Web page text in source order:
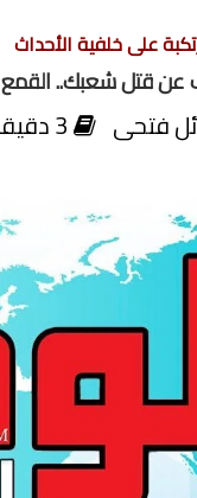
على خلفية الأحداث
عن قتل شعبك..
فتحى 3 دقيقة